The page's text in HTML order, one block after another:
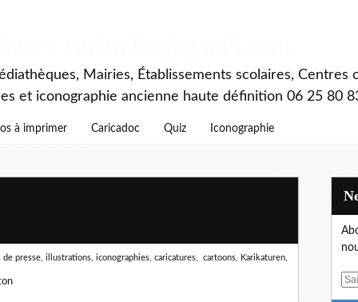
Mairies, Établissements scolaires, Centres
et iconographie ancienne haute définition 06 25 80
à imprimer Caricadoc Quiz Iconographie
presse, illustrations, iconographies, caricatures, cartoons, Karikaturen,
E